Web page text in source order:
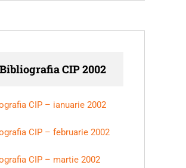
Bibliografia CIP 2002
CIP – ianuarie 2002
CIP – februarie 2002
CIP – martie 2002